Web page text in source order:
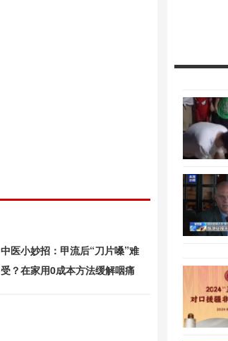
中医小妙招：甲流后“刀片嗓”难
受？在家用0成本方法缓解咽痛